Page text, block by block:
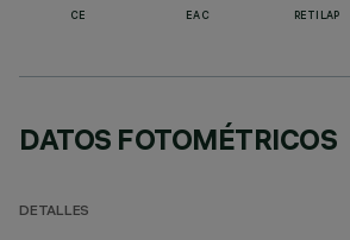
CE EAC RETILAP
DATOS FOTOMÉTRICOS
DETALLES